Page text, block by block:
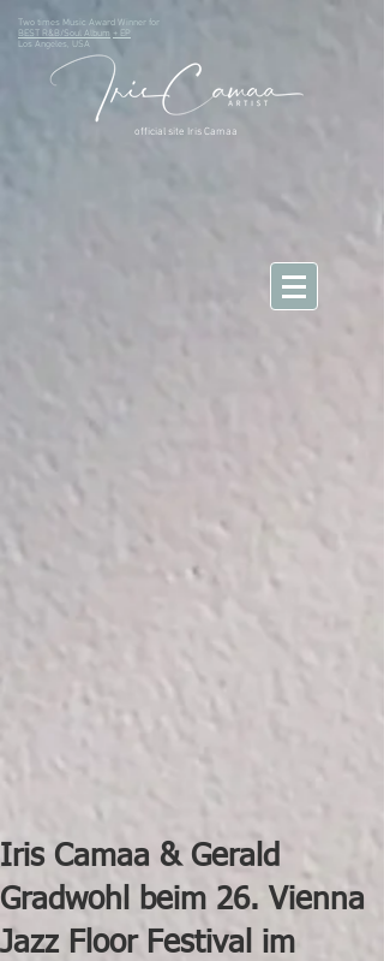
official site Iris Camaa
Two times Music Award Winner for
BEST R&B/Soul Album + EP
Los Angeles, USA
Iris Camaa & Gerald
Gradwohl beim 26. Vienna
Jazz Floor Festival im